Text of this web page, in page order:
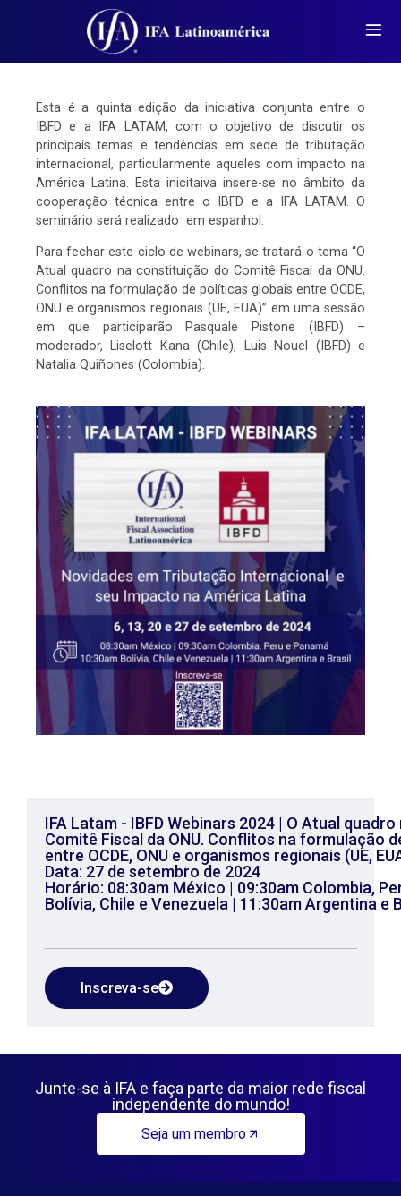
Esta é a quinta edição da iniciativa conjunta entre o
IBFD e a IFA LATAM, com o objetivo de discutir os
principais temas e tendências em sede de tributação
internacional, particularmente aqueles com impacto na
América Latina. Esta inicitaiva insere-se no âmbito da
cooperação técnica entre o IBFD e a IFA LATAM. O
seminário será realizado em espanhol.
Para fechar este ciclo de webinars, se tratará o tema “O
Atual quadro na constituição do Comitê Fiscal da ONU.
Conflitos na formulação de políticas globais entre OCDE,
ONU e organismos regionais (UE, EUA)” em uma sessão
em que participarão Pasquale Pistone (IBFD) –
moderador, Liselott Kana (Chile), Luis Nouel (IBFD) e
Natalia Quiñones (Colombia).
IFA Latam - IBFD Webinars 2024 | O Atual
Comitê Fiscal da ONU. Conflitos na formulação
entre OCDE, ONU e organismos regionais (UE,
Data: 27 de setembro de 2024
Horário: 08:30am México | 09:30am Colombia,
Bolívia, Chile e Venezuela | 11:30am Argentina e
Inscreva-se
Junte-se à IFA e faça parte da maior rede fiscal
independente do mundo!
Seja um membro